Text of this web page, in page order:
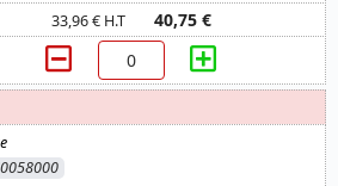
33,96 € H.T 40,75 €